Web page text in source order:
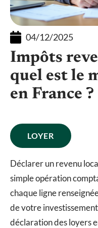
04/12/2025
Impôts
quel est le
en France ?
LOYER
Déclarer un revenu
simple opération
chaque ligne
de votre
déclaration des loyers